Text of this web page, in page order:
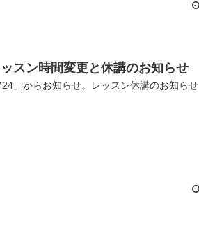
スン時間変更と休講のお知らせ
」からお知らせ。レッスン休講のお知らせ